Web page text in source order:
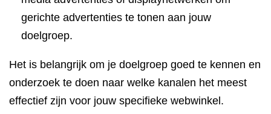
gerichte advertenties te tonen aan jouw
doelgroep.
Het is belangrijk om je doelgroep goed te kennen en
onderzoek te doen naar welke kanalen het meest
effectief zijn voor jouw specifieke webwinkel.